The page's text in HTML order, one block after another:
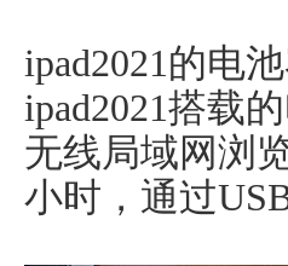
ipad2021的电
ipad2021搭载
无线局域网浏
小时，通过